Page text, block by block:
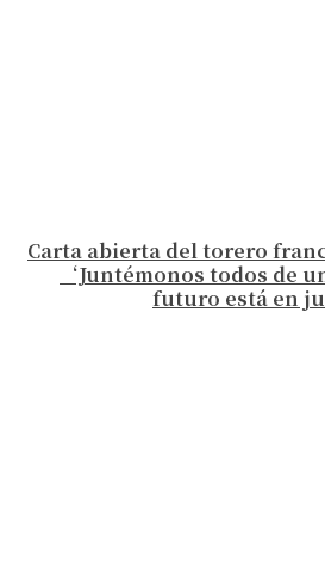
Carta abierta del torero
‘Juntémonos todos de
futuro está en